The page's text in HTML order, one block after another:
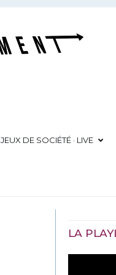
JEUX DE SOCIÉTÉ · LIVE
LA